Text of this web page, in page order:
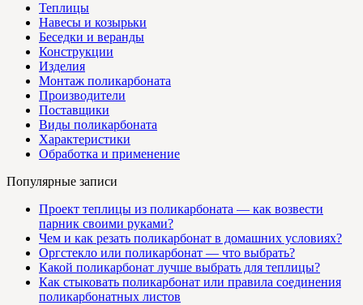
Теплицы
Навесы и козырьки
Беседки и веранды
Конструкции
Изделия
Монтаж поликарбоната
Производители
Поставщики
Виды поликарбоната
Характеристики
Обработка и применение
Популярные записи
Проект теплицы из поликарбоната — как возвести
парник своими руками?
Чем и как резать поликарбонат в домашних условиях?
Оргстекло или поликарбонат — что выбрать?
Какой поликарбонат лучше выбрать для теплицы?
Как стыковать поликарбонат или правила соединения
поликарбонатных листов